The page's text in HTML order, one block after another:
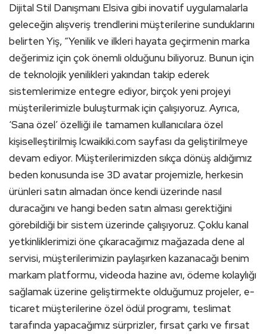
Dijital Stil Danışmanı Elsiva gibi inovatif uygulamalarla
geleceğin alışveriş trendlerini müşterilerine sunduklarını
belirten Yiş, “Yenilik ve ilkleri hayata geçirmenin marka
değerimiz için çok önemli olduğunu biliyoruz. Bunun için
de teknolojik yenilikleri yakından takip ederek
sistemlerimize entegre ediyor, birçok yeni projeyi
müşterilerimizle buluşturmak için çalışıyoruz. Ayrıca,
‘Sana özel’ özelliği ile tamamen kullanıcılara özel
kişiselleştirilmiş lcwaikiki.com sayfası da geliştirilmeye
devam ediyor. Müşterilerimizden sıkça dönüş aldığımız
beden konusunda ise 3D avatar projemizle, herkesin
ürünleri satın almadan önce kendi üzerinde nasıl
duracağını ve hangi beden satın alması gerektiğini
görebildiği bir sistem üzerinde çalışıyoruz. Çoklu kanal
yetkinliklerimizi öne çıkaracağımız mağazada dene al
servisi, müşterilerimizin paylaşırken kazanacağı benim
markam platformu, videoda hazine avı, ödeme kolaylığı
sağlamak üzerine geliştirmekte olduğumuz projeler, e-
ticaret müşterilerine özel ödül programı, teslimat
tarafında yapacağımız sürprizler, fırsat çarkı ve fırsat